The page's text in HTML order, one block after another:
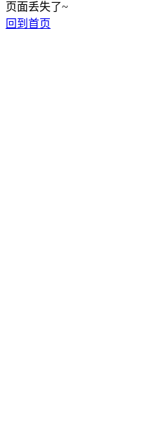
页面丢失了~
回到首页